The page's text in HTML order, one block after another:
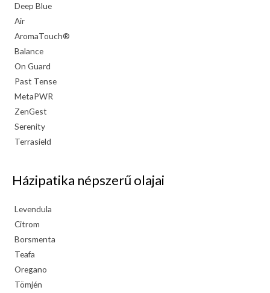
Deep Blue
Air
AromaTouch®
Balance
On Guard
Past Tense
MetaPWR
ZenGest
Serenity
Terrasield
Házipatika népszerű olajai
Levendula
Citrom
Borsmenta
Teafa
Oregano
Tömjén